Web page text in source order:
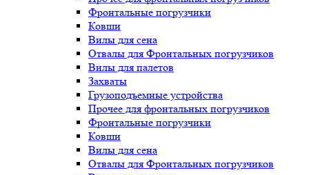
Фронтальные погрузчики
Ковши
Вилы для сена
Отвалы для Фронтальных погрузчиков
Вилы для палетов
Захваты
Грузоподъемные устройства
Прочее для фронтальных погрузчиков
Фронтальные погрузчики
Ковши
Вилы для сена
Отвалы для Фронтальных погрузчиков